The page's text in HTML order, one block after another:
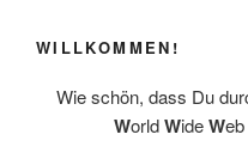
WILLKOMMEN!
Wie schön, dass Du
WorldWideW